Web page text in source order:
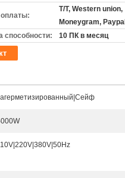
T/T, Western union,
Moneygram, Paypal
способности:
10 ПК в месяц